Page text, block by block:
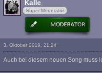
Kalle
Super Moderator
3. Oktober 2019, 21:24
Auch bei diesem neuen Song muss